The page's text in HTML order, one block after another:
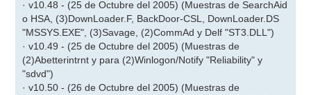
· v10.48 - (25 de Octubre del 2005) (Muestras de SearchAid
o HSA, (3)DownLoader.F, BackDoor-CSL, DownLoader.DS
"MSSYS.EXE", (3)Savage, (2)CommAd y Delf "ST3.DLL")
· v10.49 - (25 de Octubre del 2005) (Muestras de
(2)Abetterintrnt y para (2)Winlogon/Notify "Reliability" y
"sdvd")
· v10.50 - (26 de Octubre del 2005) (Muestras de